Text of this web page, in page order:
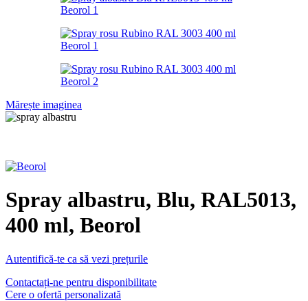
Mărește imaginea
Spray albastru, Blu, RAL5013,
400 ml, Beorol
Autentifică-te ca să vezi prețurile
Contactați-ne pentru disponibilitate
Cere o ofertă personalizată